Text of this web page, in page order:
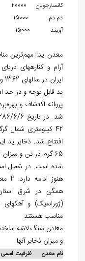
کانسارجویان 20000 600000 6780 3
دم دم 15000 470000 - -
آق‌بند 15000 2100000 - -
معدن ید: مهم‌ترین
ید قابل توجه و در حد
پروانه اکتشاف و
42 کیلومتری
شده است. در شمال
مناسب هستند.
معادن سنگ لاشه
و میزان ذخایر آن‎ها
نام معدن ظرفیت اسمی